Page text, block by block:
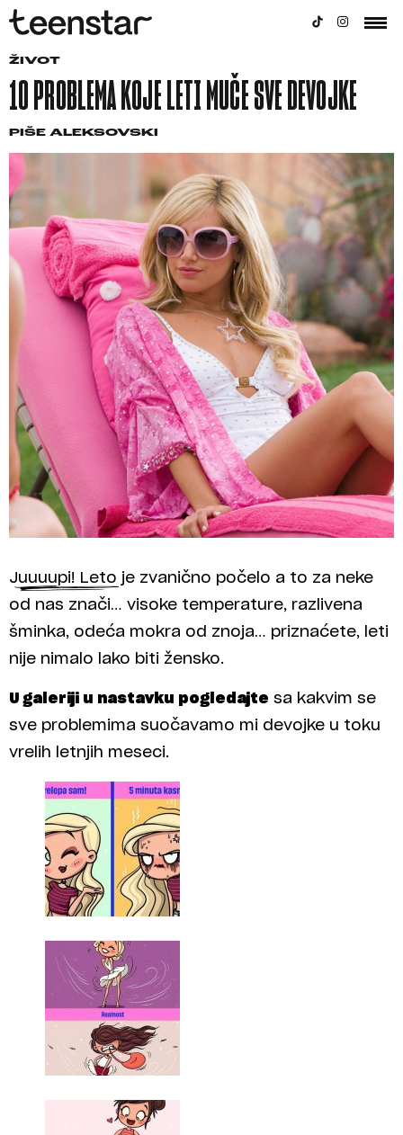
ŽIVOT
10 PROBLEMA KOJE LETI MUČE SVE DEVOJKE
PIŠE ALEKSOVSKI
Juuuupi! Leto je zvanično počelo a to za neke
od nas znači… visoke temperature, razlivena
šminka, odeća mokra od znoja… priznaćete, leti
nije nimalo lako biti žensko.
U galeriji u nastavku pogledajte sa kakvim se
sve problemima suočavamo mi devojke u toku
vrelih letnjih meseci.